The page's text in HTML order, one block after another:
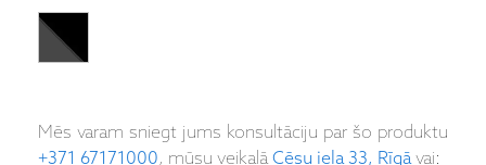
Mēs varam sniegt jums konsultāciju par šo produktu
+371 67171000, mūsu veikalāCēsu iela 33, Rīgāvai: